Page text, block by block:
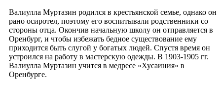
Валиулла Муртазин родился в крестьянской семье, однако он
рано осиротел, поэтому его воспитывали родственники со
стороны отца. Окончив начальную школу он отправляется в
Оренбург, и чтобы избежать бедное существование ему
приходится быть слугой у богатых людей. Спустя время он
устроился на работу в мастерскую одежды. В 1903-1905 гг.
Валиулла Муртазин учится в медресе «Хусаиния» в
Оренбурге.